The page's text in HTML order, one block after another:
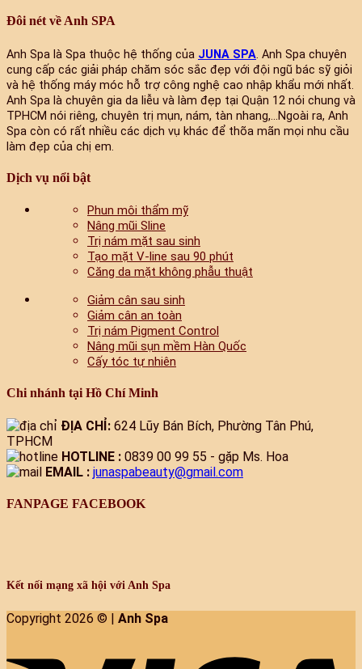
Đôi nét về Anh SPA
Anh Spa là Spa thuộc hệ thống của JUNA SPA. Anh Spa chuyên
cung cấp các giải pháp chăm sóc sắc đẹp với đội ngũ bác sỹ giỏi
và hệ thống máy móc hỗ trợ công nghệ cao nhập khẩu mới nhất.
Anh Spa là chuyên gia da liễu và làm đẹp tại Quận 12 nói chung và
TPHCM nói riêng, chuyên trị mụn, nám, tàn nhang,...Ngoài ra, Anh
Spa còn có rất nhiều các dịch vụ khác để thõa mãn mọi nhu cầu
làm đẹp của chị em.
Dịch vụ nổi bật
Phun môi thẩm mỹ
Nâng mũi Sline
Trị nám mặt sau sinh
Tạo mặt V-line sau 90 phút
Căng da mặt không phẫu thuật
Giảm cân sau sinh
Giảm cân an toàn
Trị nám Pigment Control
Nâng mũi sụn mềm Hàn Quốc
Cấy tóc tự nhiên
Chi nhánh tại Hồ Chí Minh
ĐỊA CHỈ: 624 Lũy Bán Bích, Phường Tân Phú,
TPHCM
HOTLINE : 0839 00 99 55 - gặp Ms. Hoa
EMAIL : junaspabeauty@gmail.com
FANPAGE FACEBOOK
Kết nối mạng xã hội với Anh Spa
Copyright 2026 © | Anh Spa